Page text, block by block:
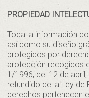
PROPIEDAD
Toda la información
así como su diseño
protegidos por
protección recogidos
1/1996, del 12 de
refundido de la Ley de
derechos pertenecen